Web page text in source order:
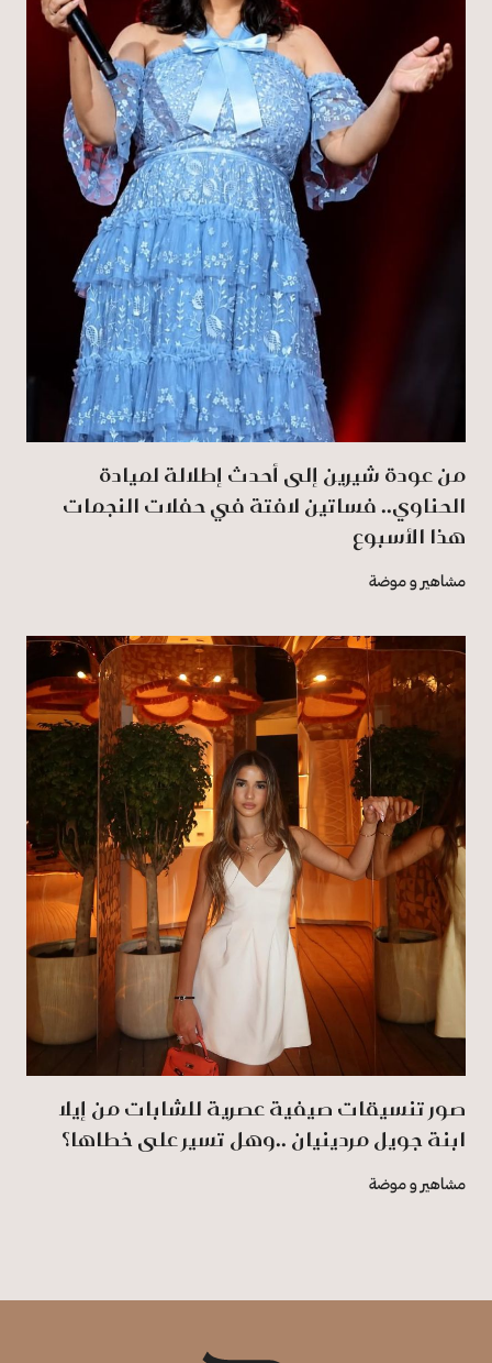
من عودة شيرين إلى أحدث إطلالة لميادة
الحناوي.. فساتين لافتة في حفلات النجمات
هذا الأسبوع
مشاهير و موضة
صور تنسيقات صيفية عصرية للشابات من إيلا
ابنة جويل مردينيان ..وهل تسير على خطاها؟
مشاهير و موضة